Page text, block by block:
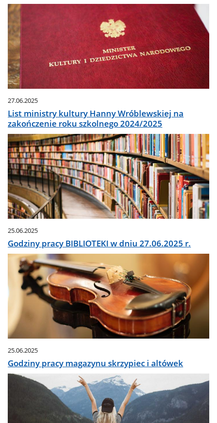
27.06.2025
List ministry kultury Hanny Wróblewskiej na
zakończenie roku szkolnego 2024/2025
25.06.2025
Godziny pracy BIBLIOTEKI w dniu 27.06.2025 r.
25.06.2025
Godziny pracy magazynu skrzypiec i altówek